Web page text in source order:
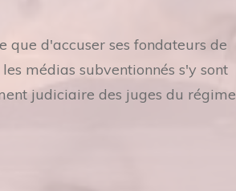
d'accuser ses fondateurs de
médias subventionnés s'y sont
judiciaire des juges du régime